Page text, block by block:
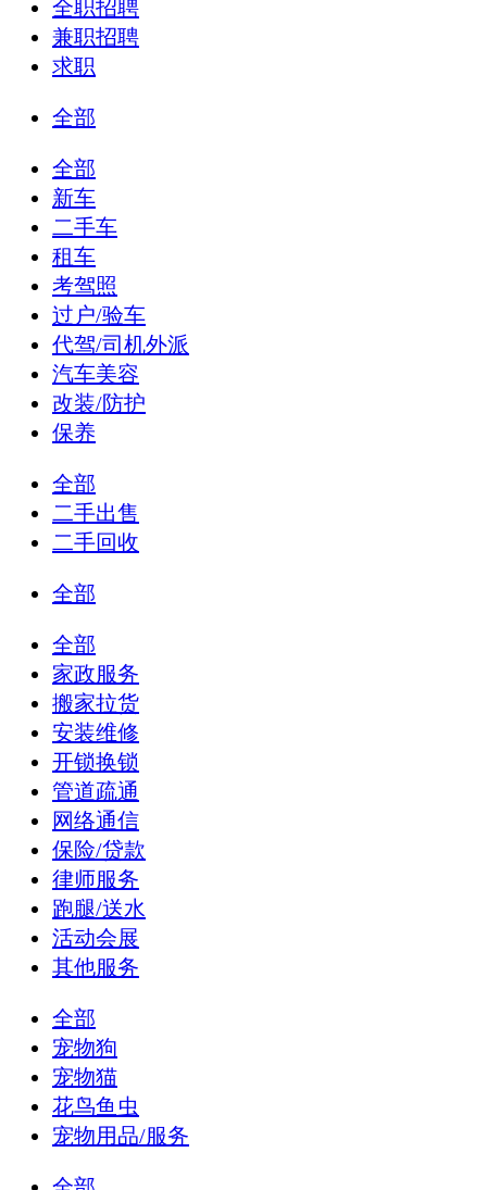
全职招聘
兼职招聘
求职
全部
全部
新车
二手车
租车
考驾照
过户/验车
代驾/司机外派
汽车美容
改装/防护
保养
全部
二手出售
二手回收
全部
全部
家政服务
搬家拉货
安装维修
开锁换锁
管道疏通
网络通信
保险/贷款
律师服务
跑腿/送水
活动会展
其他服务
全部
宠物狗
宠物猫
花鸟鱼虫
宠物用品/服务